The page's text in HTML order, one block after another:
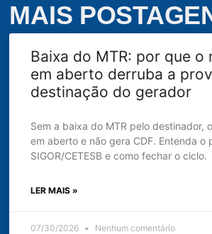
MAIS
Baixa do MTR: por que o
em aberto derruba a
destinação do gerador
Sem a baixa do MTR pelo destinador,
em aberto e não gera CDF. Entenda o
SIGOR/CETESB e como fechar o ciclo.
LER MAIS »
07/30/2026 Nenhum comentário